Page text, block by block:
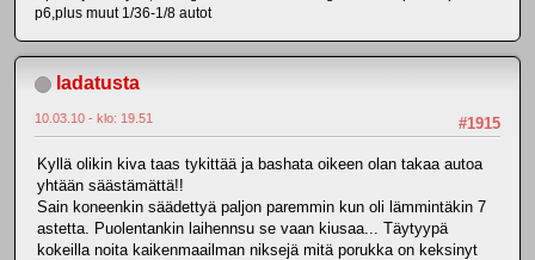
p6,plus muut 1/36-1/8 autot
ladatusta
#1915
10.03.10 - klo: 19.51
Kyllä olikin kiva taas tykittää ja bashata oikeen olan takaa autoa
yhtään säästämättä!!
Sain koneenkin säädettyä paljon paremmin kun oli lämmintäkin 7
astetta. Puolentankin laihennsu se vaan kiusaa... Täytyypä
kokeilla noita kaikenmaailman niksejä mitä porukka on keksinyt